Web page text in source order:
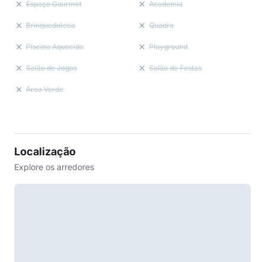
Espaço Gourmet Academia
Brinquedoteca Quadra
Piscina Aquecida Playground
Salão de Jogos Salão de Festas
Área Verde
Localização
Explore os arredores